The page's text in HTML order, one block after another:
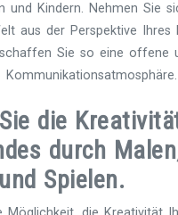
und Kindern. Nehmen Sie
aus der Perspektive Ihres
Sie so eine offene
Kommunikationsatmosphäre.
die
durch
Spielen.